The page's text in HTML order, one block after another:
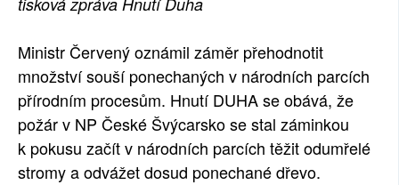
Ministr Červený oznámil záměr přehodnotit
množství souší ponechaných v národních parcích
přírodním procesům. Hnutí DUHA se obává, že
požár v NP České Švýcarsko se stal záminkou
k pokusu začít v národních parcích těžit odumřelé
stromy a odvážet dosud ponechané dřevo.